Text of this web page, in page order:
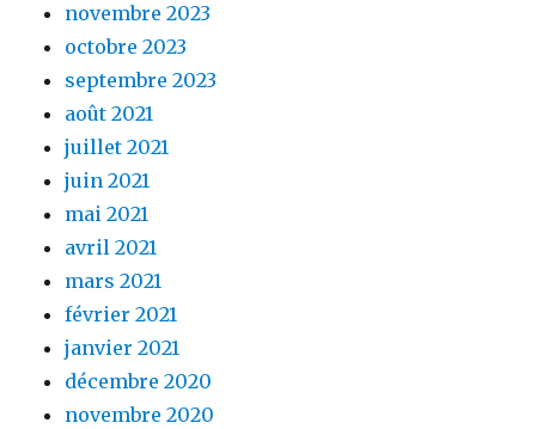
novembre 2023
octobre 2023
septembre 2023
août 2021
juillet 2021
juin 2021
mai 2021
avril 2021
mars 2021
février 2021
janvier 2021
décembre 2020
novembre 2020